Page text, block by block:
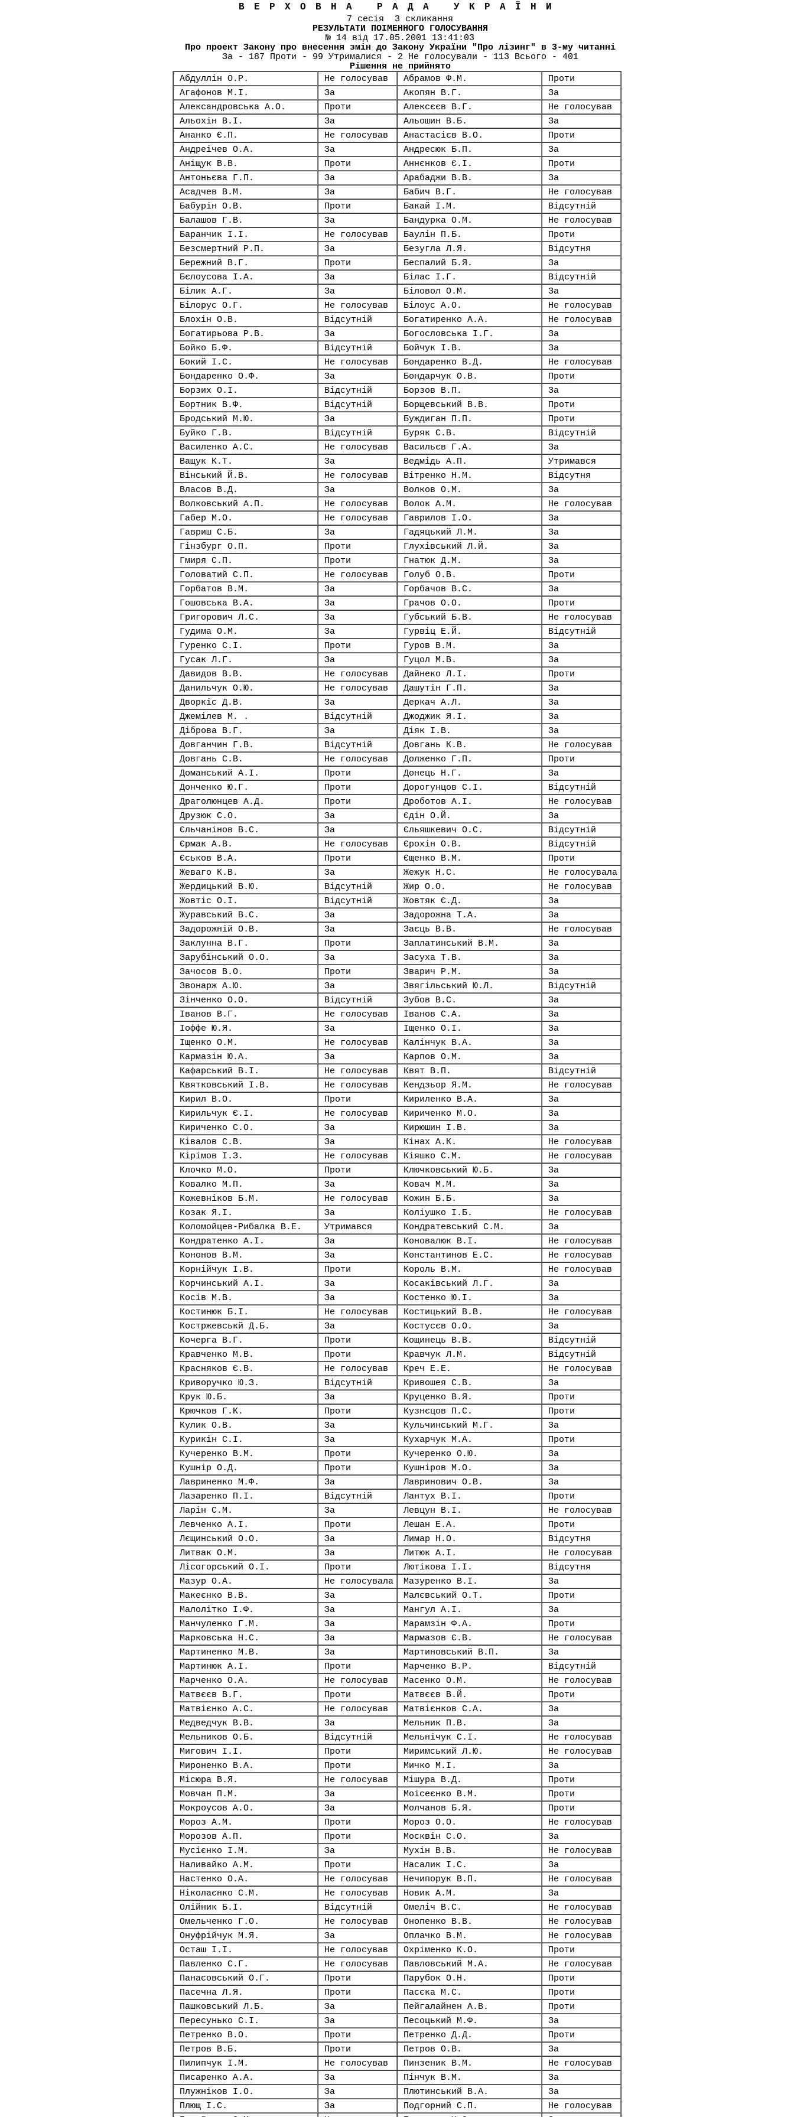
ВЕРХОВНА РАДА УКРАЇНИ
7 сесія 3 скликання
РЕЗУЛЬТАТИ ПОІМЕННОГО ГОЛОСУВАННЯ
№ 14 від 17.05.2001 13:41:03
Про проект Закону про внесення змін до Закону України "Про лізинг" в 3-му читанні
За - 187 Проти - 99 Утрималися - 2 Не голосували - 113 Всього - 401
Рішення не прийнято
Абдуллін О.Р.
Не голосував Абрамов Ф.М.
Проти
Агафонов М.І.
За Акопян В.Г.
За
Александровська А.О.
Проти Алексєєв В.Г.
Не голосував
Альохін В.І.
За Альошин В.Б.
За
Ананко Є.П.
Не голосував Анастасієв В.О.
Проти
Андреічев О.А.
За Андресюк Б.П.
За
Аніщук В.В.
Проти Аннєнков Є.І.
Проти
Антоньєва Г.П.
За Арабаджи В.В.
За
Асадчев В.М.
За Бабич В.Г.
Не голосував
Бабурін О.В.
Проти Бакай І.М.
Відсутній
Балашов Г.В.
За Бандурка О.М.
Не голосував
Баранчик І.І.
Не голосував Баулін П.Б.
Проти
Безсмертний Р.П.
За Безугла Л.Я.
Відсутня
Бережний В.Г.
Проти Беспалий Б.Я.
За
Бєлоусова І.А.
За Білас І.Г.
Відсутній
Білик А.Г.
За Біловол О.М.
За
Білорус О.Г.
Не голосував Білоус А.О.
Не голосував
Блохін О.В.
Відсутній Богатиренко А.А.
Не голосував
Богатирьова Р.В.
За Богословська І.Г.
За
Бойко Б.Ф.
Відсутній Бойчук І.В.
За
Бокий І.С.
Не голосував Бондаренко В.Д.
Не голосував
Бондаренко О.Ф.
За Бондарчук О.В.
Проти
Борзих О.І.
Відсутній Борзов В.П.
За
Бортник В.Ф.
Відсутній Борщевський В.В.
Проти
Бродський М.Ю.
За Буждиган П.П.
Проти
Буйко Г.В.
Відсутній Буряк С.В.
Відсутній
Василенко А.С.
Не голосував Васильєв Г.А.
За
Ващук К.Т.
За Ведмідь А.П.
Утримався
Вінський Й.В.
Не голосував Вітренко Н.М.
Відсутня
Власов В.Д.
За Волков О.М.
За
Волковський А.П.
Не голосував Волок А.М.
Не голосував
Габер М.О.
Не голосував Гаврилов І.О.
За
Гавриш С.Б.
За Гадяцький Л.М.
За
Гінзбург О.П.
Проти Глухівський Л.Й.
За
Гмиря С.П.
Проти Гнатюк Д.М.
За
Головатий С.П.
Не голосував Голуб О.В.
Проти
Горбатов В.М.
За Горбачов В.С.
За
Гошовська В.А.
За Грачов О.О.
Проти
Григорович Л.С.
За Губський Б.В.
Не голосував
Гудима О.М.
За Гурвіц Е.Й.
Відсутній
Гуренко С.І.
Проти Гуров В.М.
За
Гусак Л.Г.
За Гуцол М.В.
За
Давидов В.В.
Не голосував Дайнеко Л.І.
Проти
Данильчук О.Ю.
Не голосував Дашутін Г.П.
За
Дворкіс Д.В.
За Деркач А.Л.
За
Джемілев М. .
Відсутній Джоджик Я.І.
За
Діброва В.Г.
За Діяк І.В.
За
Довганчин Г.В.
Відсутній Довгань К.В.
Не голосував
Довгань С.В.
Не голосував Долженко Г.П.
Проти
Доманський А.І.
Проти Донець Н.Г.
За
Донченко Ю.Г.
Проти Дорогунцов С.І.
Відсутній
Драголюнцев А.Д.
Проти Дроботов А.І.
Не голосував
Друзюк С.О.
За Єдін О.Й.
За
Єльчанінов В.С.
За Єльяшкевич О.С.
Відсутній
Єрмак А.В.
Не голосував Єрохін О.В.
Відсутній
Єськов В.А.
Проти Єщенко В.М.
Проти
Жеваго К.В.
За Жежук Н.С.
Не голосувала
Жердицький В.Ю.
Відсутній Жир О.О.
Не голосував
Жовтіс О.І.
Відсутній Жовтяк Є.Д.
За
Журавський В.С.
За Задорожна Т.А.
За
Задорожній О.В.
За Заєць В.В.
Не голосував
Заклунна В.Г.
Проти Заплатинський В.М.
За
Зарубінський О.О.
За Засуха Т.В.
За
Зачосов В.О.
Проти Зварич Р.М.
За
Звонарж А.Ю.
За Звягільський Ю.Л.
Відсутній
Зінченко О.О.
Відсутній Зубов В.С.
За
Іванов В.Г.
Не голосував Іванов С.А.
За
Іоффе Ю.Я.
За Іщенко О.І.
За
Іщенко О.М.
Не голосував Калінчук В.А.
За
Кармазін Ю.А.
За Карпов О.М.
За
Кафарський В.І.
Не голосував Квят В.П.
Відсутній
Квятковський І.В.
Не голосував Кендзьор Я.М.
Не голосував
Кирил В.О.
Проти Кириленко В.А.
За
Кирильчук Є.І.
Не голосував Кириченко М.О.
За
Кириченко С.О.
За Кирюшин І.В.
За
Ківалов С.В.
За Кінах А.К.
Не голосував
Кірімов І.З.
Не голосував Кіяшко С.М.
Не голосував
Клочко М.О.
Проти Ключковський Ю.Б.
За
Ковалко М.П.
За Ковач М.М.
За
Кожевніков Б.М.
Не голосував Кожин Б.Б.
За
Козак Я.І.
За Коліушко І.Б.
Не голосував
Коломойцев-Рибалка В.Е.
Утримався Кондратевський С.М.
За
Кондратенко А.І.
За Коновалюк В.І.
Не голосував
Кононов В.М.
За Константинов Е.С.
Не голосував
Корнійчук І.В.
Проти Король В.М.
Не голосував
Корчинський А.І.
За Косаківський Л.Г.
За
Косів М.В.
За Костенко Ю.І.
За
Костинюк Б.І.
Не голосував Костицький В.В.
Не голосував
Костржевськй Д.Б.
За Костусєв О.О.
За
Кочерга В.Г.
Проти Кощинець В.В.
Відсутній
Кравченко М.В.
Проти Кравчук Л.М.
Відсутній
Красняков Є.В.
Не голосував Креч Е.Е.
Не голосував
Криворучко Ю.З.
Відсутній Кривошея С.В.
За
Крук Ю.Б.
За Круценко В.Я.
Проти
Крючков Г.К.
Проти Кузнєцов П.С.
Проти
Кулик О.В.
За Кульчинський М.Г.
За
Курикін С.І.
За Кухарчук М.А.
Проти
Кучеренко В.М.
Проти Кучеренко О.Ю.
За
Кушнір О.Д.
Проти Кушніров М.О.
За
Лавриненко М.Ф.
За Лавринович О.В.
За
Лазаренко П.І.
Відсутній Лантух В.І.
Проти
Ларін С.М.
За Левцун В.І.
Не голосував
Левченко А.І.
Проти Лешан Е.А.
Проти
Лєщинський О.О.
За Лимар Н.О.
Відсутня
Литвак О.М.
За Литюк А.І.
Не голосував
Лісогорський О.І.
Проти Лютікова І.І.
Відсутня
Мазур О.А.
Не голосувала Мазуренко В.І.
За
Макеєнко В.В.
За Малєвський О.Т.
Проти
Малолітко І.Ф.
За Мангул А.І.
За
Манчуленко Г.М.
За Марамзін Ф.А.
Проти
Марковська Н.С.
За Мармазов Є.В.
Не голосував
Мартиненко М.В.
За Мартиновський В.П.
За
Мартинюк А.І.
Проти Марченко В.Р.
Відсутній
Марченко О.А.
Не голосував Масенко О.М.
Не голосував
Матвєєв В.Г.
Проти Матвєєв В.Й.
Проти
Матвієнко А.С.
Не голосував Матвієнков С.А.
За
Медведчук В.В.
За Мельник П.В.
За
Мельников О.Б.
Відсутній Мельнічук С.І.
Не голосував
Мигович І.І.
Проти Миримський Л.Ю.
Не голосував
Мироненко В.А.
Проти Мичко М.І.
За
Місюра В.Я.
Не голосував Мішура В.Д.
Проти
Мовчан П.М.
За Моісеєнко В.М.
Проти
Мокроусов А.О.
За Молчанов Б.Я.
Проти
Мороз А.М.
Проти Мороз О.О.
Не голосував
Морозов А.П.
Проти Москвін С.О.
За
Мусієнко І.М.
За Мухін В.В.
Не голосував
Наливайко А.М.
Проти Насалик І.С.
За
Настенко О.А.
Не голосував Нечипорук В.П.
Не голосував
Ніколаєнко С.М.
Не голосував Новик А.М.
За
Олійник Б.І.
Відсутній Омеліч В.С.
Не голосував
Омельченко Г.О.
Не голосував Онопенко В.В.
Не голосував
Онуфрійчук М.Я.
За Оплачко В.М.
Не голосував
Осташ І.І.
Не голосував Охріменко К.О.
Проти
Павленко С.Г.
Не голосував Павловський М.А.
Не голосував
Панасовський О.Г.
Проти Парубок О.Н.
Проти
Пасечна Л.Я.
Проти Пасєка М.С.
Проти
Пашковський Л.Б.
За Пейгалайнен А.В.
Проти
Пересунько С.І.
За Песоцький М.Ф.
За
Петренко В.О.
Проти Петренко Д.Д.
Проти
Петров В.Б.
Проти Петров О.В.
За
Пилипчук І.М.
Не голосував Пинзеник В.М.
Не голосував
Писаренко А.А.
За Пінчук В.М.
За
Плужніков І.О.
За Плютинський В.А.
За
Плющ І.С.
За Подгорний С.П.
Не голосував